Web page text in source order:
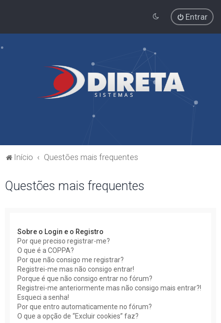
Entrar
Início Questões mais frequentes
Questões mais frequentes
Sobre o Login e o Registro
Por que preciso registrar-me?
O que é a COPPA?
Por que não consigo me registrar?
Registrei-me mas não consigo entrar!
Porque é que não consigo entrar no fórum?
Registrei-me anteriormente mas não consigo mais entrar?!
Esqueci a senha!
Por que entro automaticamente no fórum?
O que a opção de “Excluir cookies” faz?